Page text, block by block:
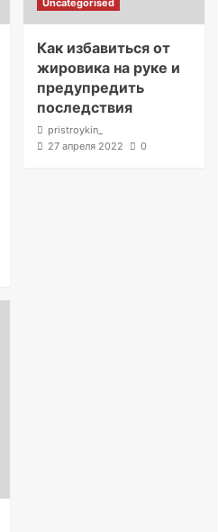
Uncategorised
Как избавиться от
жировика на руке и
предупредить
последствия
pristroykin_
27 апреля 2022
0